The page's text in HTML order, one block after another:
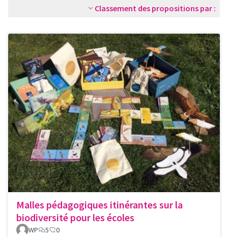
Classement des propositions par :
Malles pédagogiques itinérantes sur la
biodiversité pour les écoles
WP 5 0